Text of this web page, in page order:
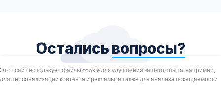
+7 (495) 739-8-12
Круглосуточно
8 (800) 100-33-300
Остались вопросы?
Хотите уточнить детали или готовы оставить
Этот сайт использует файлы cookie для улучшения вашего опыта, например,
для персонализации контента и рекламы, а также для анализа посещаемости